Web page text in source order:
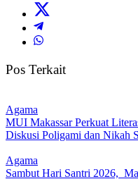
Pos Terkait
Agama
MUI Makassar Perkuat
Diskusi Poligami dan Nikah
Agama
Sambut Hari Santri 2026,